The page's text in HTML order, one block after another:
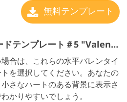
無料テンプレート
バレンタインデーカードテンプレート＃5 "Valentine"s Day Cards"
合は、これらの水平バレンタイ
を選択してください。あなたの
さなハートのある背景に表示さ
かりやすいでしょう。